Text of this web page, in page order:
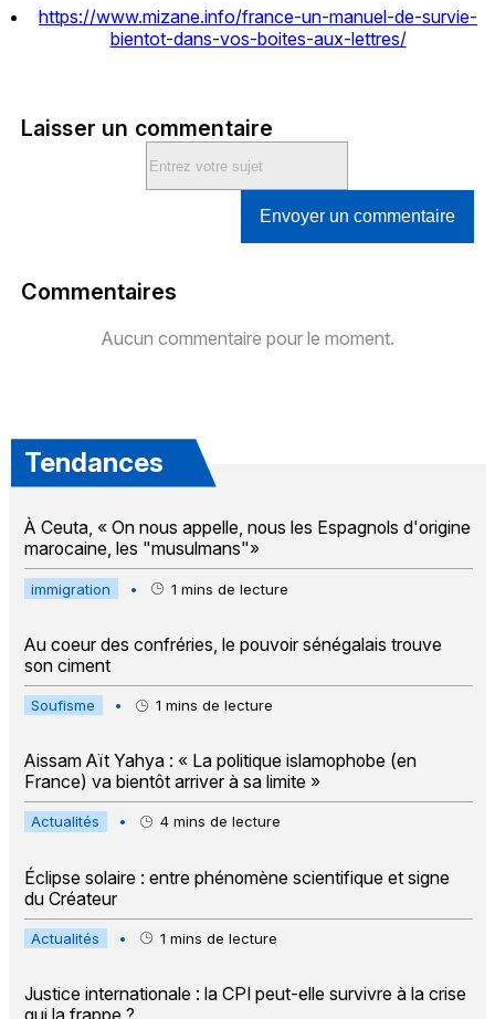
https://www.mizane.info/france-un-manuel-de-survie-
bientot-dans-vos-boites-aux-lettres/
Laisser un commentaire
Envoyer un commentaire
Commentaires
Aucun commentaire pour le moment.
Tendances
À Ceuta, « On nous appelle, nous les Espagnols d'origine
marocaine, les "musulmans"»
immigration • 1 mins de lecture
Au coeur des confréries, le pouvoir sénégalais trouve
son ciment
Soufisme • 1 mins de lecture
Aissam Aït Yahya : « La politique islamophobe (en
France) va bientôt arriver à sa limite »
Actualités • 4 mins de lecture
Éclipse solaire : entre phénomène scientifique et signe
du Créateur
Actualités • 1 mins de lecture
Justice internationale : la CPI peut-elle survivre à la crise